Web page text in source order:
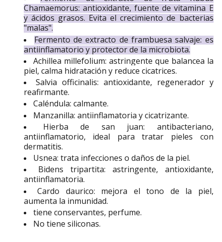
Chamaemorus: antioxidante, fuente de vitamina E
y ácidos grasos. Evita el crecimiento de bacterias
"malas".
Fermento de extracto de frambuesa salvaje: es
antiinflamatorio y protector de la microbiota.
Achillea millefolium: astringente que balancea la
piel, calma hidratación y reduce cicatrices.
Salvia officinalis: antioxidante, regenerador y
reafirmante.
Caléndula: calmante.
Manzanilla: antiinflamatoria y cicatrizante.
Hierba de san juan: antibacteriano,
antiinflamatorio, ideal para tratar pieles con
dermatitis.
Usnea: trata infecciones o daños de la piel.
Bidens tripartita: astringente, antioxidante,
antiinflamatoria.
Cardo daurico: mejora el tono de la piel,
aumenta la inmunidad.
tiene conservantes, perfume.
No tiene siliconas.